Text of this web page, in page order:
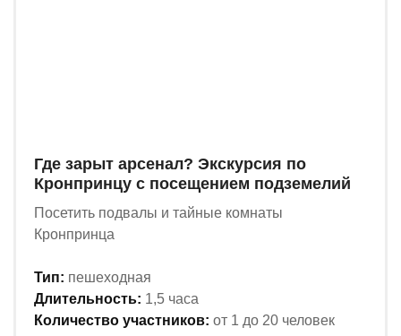
Где зарыт арсенал? Экскурсия по
Кронпринцу с посещением подземелий
Посетить подвалы и тайные комнаты
Кронпринца
Тип: пешеходная
Длительность: 1,5 часа
Количество участников: от 1 до 20 человек